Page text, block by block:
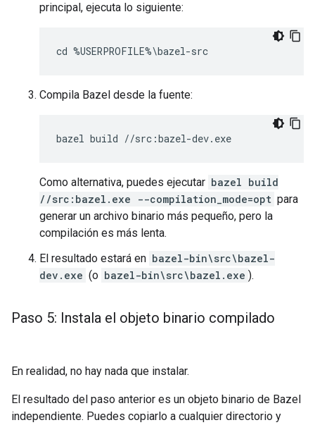
principal, ejecuta lo siguiente:
Compila Bazel desde la fuente:
Como alternativa, puedes ejecutar bazel build
//src:bazel.exe --compilation_mode=opt para
generar un archivo binario más pequeño, pero la
compilación es más lenta.
El resultado estará en bazel-bin\src\bazel-
dev.exe (o bazel-bin\src\bazel.exe ).
Paso 5: Instala el objeto binario compilado
En realidad, no hay nada que instalar.
El resultado del paso anterior es un objeto binario de Bazel
independiente. Puedes copiarlo a cualquier directorio y